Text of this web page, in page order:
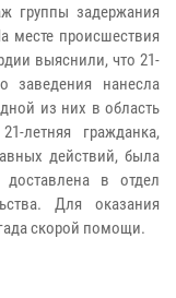
группы задержания
месте происшествия
выяснили, что 21-
заведения нанесла
из них в область
летняя гражданка,
действий, была
доставлена в отдел
Для оказания
скорой помощи.